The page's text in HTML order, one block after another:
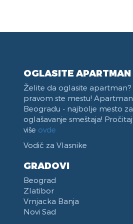
OGLASITE APARTMAN
Želite da oglasite apartman?
pravom ste mestu!
Beogradu - najbolje mesto za
oglašavanje smeštaja!
više ovde
Vodič za Vlasnike
GRADOVI
Beograd
Zlatibor
Vrnjacka Banja
Novi Sad